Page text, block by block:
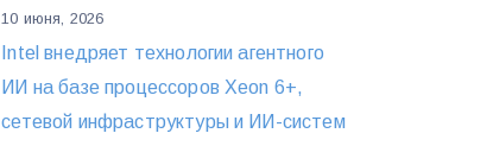
10 июня, 2026
Intel внедряет технологии агентного
ИИ на базе процессоров Xeon 6+,
сетевой инфраструктуры и ИИ-систем